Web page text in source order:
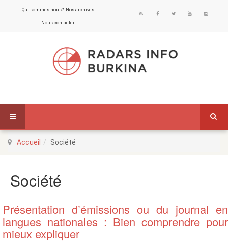
Qui sommes-nous? Nos archives
Nous contacter
Accueil Société
Société
Présentation d’émissions ou du journal en
langues nationales : Bien comprendre pour
mieux expliquer